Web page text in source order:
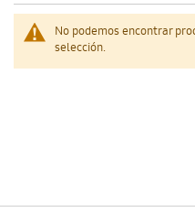
No podemos encontrar
selección.